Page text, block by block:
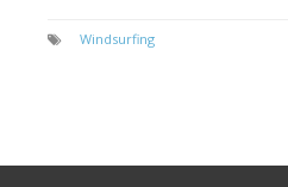
Windsurfing